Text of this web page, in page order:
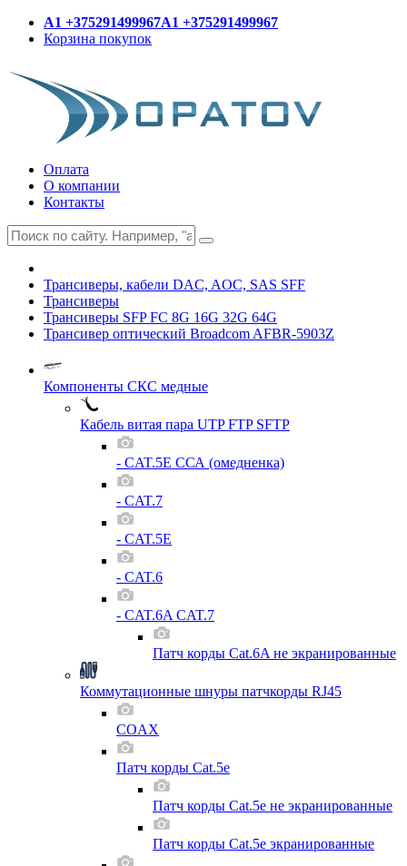
A1 +375291499967A1 +375291499967
Корзина покупок
Оплата
О компании
Контакты
Трансиверы, кабели DAC, AOC, SAS SFF
Трансиверы
Трансиверы SFP FC 8G 16G 32G 64G
Трансивер оптический Broadcom AFBR-5903Z
Компоненты СКС медные
Кабель витая пара UTP FTP SFTP
- CAT.5E ССА (омедненка)
- CAT.7
- CAT.5E
- CAT.6
- CAT.6A CAT.7
Патч корды Cat.6A не экранированные
Коммутационные шнуры патчкорды RJ45
COAX
Патч корды Cat.5e
Патч корды Cat.5e не экранированные
Патч корды Cat.5e экранированные